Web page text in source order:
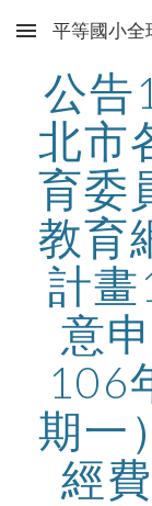
Skip to main
平等國小全
公告
北市
育委
教育
計畫
意
106
期一
經